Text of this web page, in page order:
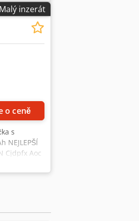
Malý inzerát
o ceně
s
NEJLEPŠÍ
Cjdpfx Aoc